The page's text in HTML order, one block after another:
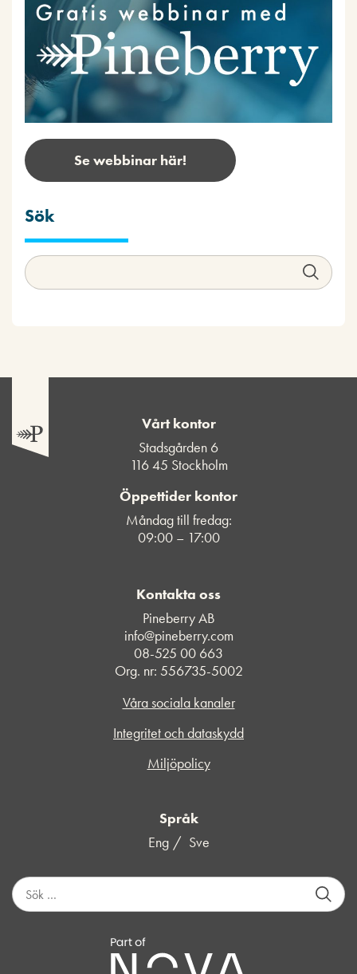
Se webbinar här!
Sök
Vårt kontor
Stadsgården 6
116 45 Stockholm
Öppettider kontor
Måndag till fredag:
09:00 – 17:00
Kontakta oss
Pineberry AB
info@pineberry.com
08-525 00 663
Org. nr: 556735-5002
Våra sociala kanaler
Integritet och dataskydd
Miljöpolicy
Språk
Eng
Sve
S
ö
k